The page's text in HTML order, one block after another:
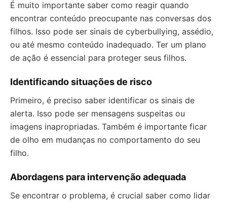
É muito importante saber como reagir quando
encontrar conteúdo preocupante nas conversas dos
filhos. Isso pode ser sinais de cyberbullying, assédio,
ou até mesmo conteúdo inadequado. Ter um plano
de ação é essencial para proteger seus filhos.
Identificando situações de risco
Primeiro, é preciso saber identificar os sinais de
alerta. Isso pode ser mensagens suspeitas ou
imagens inapropriadas. Também é importante ficar
de olho em mudanças no comportamento do seu
filho.
Abordagens para intervenção adequada
Se encontrar o problema, é crucial saber como lidar